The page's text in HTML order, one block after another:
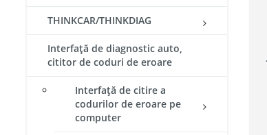
THINKCAR/THINKDIAG
Interfață de diagnostic auto,
cititor de coduri de eroare
Interfață de citire a
codurilor de eroare pe
computer